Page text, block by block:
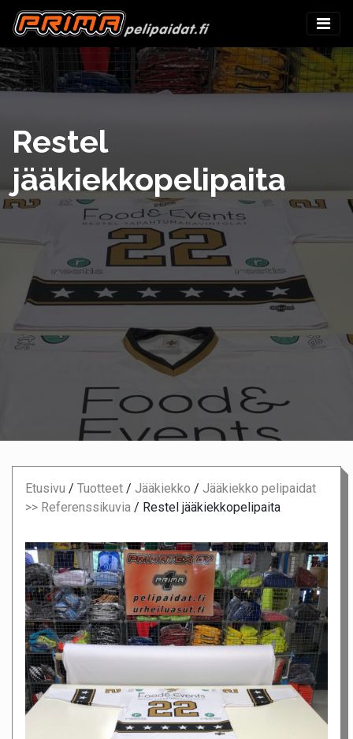
Restel
jääkiekkopelipaita
Etusivu / Tuotteet / Jääkiekko / Jääkiekko pelipaidat
>> Referenssikuvia / Restel jääkiekkopelipaita